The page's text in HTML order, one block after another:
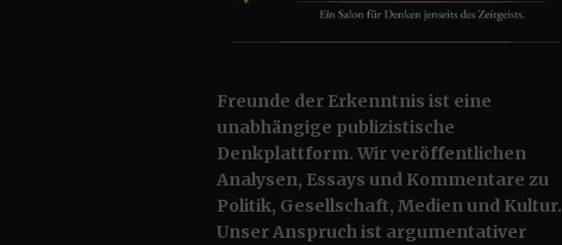
Freunde der Erkenntnis ist eine
unabhängige publizistische
Denkplattform. Wir veröffentlichen
Analysen, Essays und Kommentare zu
Politik, Gesellschaft, Medien und Kultur.
Unser Anspruch ist argumentativer